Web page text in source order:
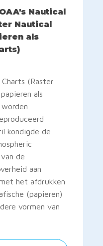
Nautical
Nautical
als
(Raster
als
kondigde de
de
aan
het afdrukken
(papieren)
vormen van